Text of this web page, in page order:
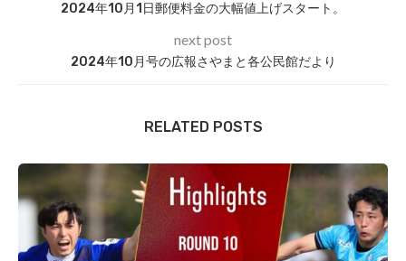
2024年10月1日郵便料金の大幅値上げスタート。
next post
2024年10月号の広報さやまと各公民館だより
RELATED POSTS